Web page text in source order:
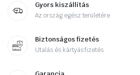
Gyors kiszállítás
Az ország egész területére
Biztonságos fizetés
Utalás és kártyás fizetés.